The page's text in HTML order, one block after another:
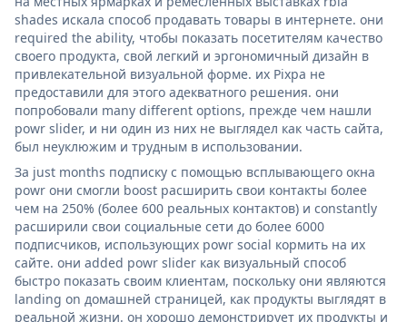
shades искала способ продавать товары в интернете. они
required the ability, чтобы показать посетителям качество
своего продукта, свой легкий и эргономичный дизайн в
привлекательной визуальной форме. их Pixpa не
предоставили для этого адекватного решения. они
попробовали many different options, прежде чем нашли
powr slider, и ни один из них не выглядел как часть сайта,
был неуклюжим и трудным в использовании.
За just months подписку с помощью всплывающего окна
powr они смогли boost расширить свои контакты более
чем на 250% (более 600 реальных контактов) и constantly
расширили свои социальные сети до более 6000
подписчиков, использующих powr social кормить на их
сайте. они added powr slider как визуальный способ
быстро показать своим клиентам, поскольку они являются
landing on домашней страницей, как продукты выглядят в
реальной жизни. он хорошо демонстрирует их продукты и